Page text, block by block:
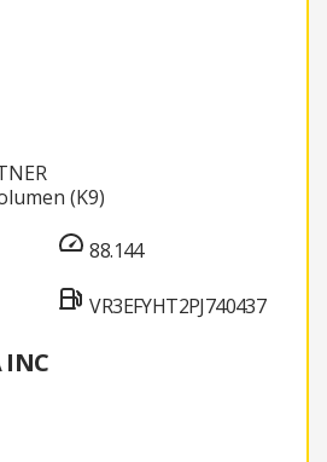
(K9)
88.144
VR3EFYHT2PJ740437
INC